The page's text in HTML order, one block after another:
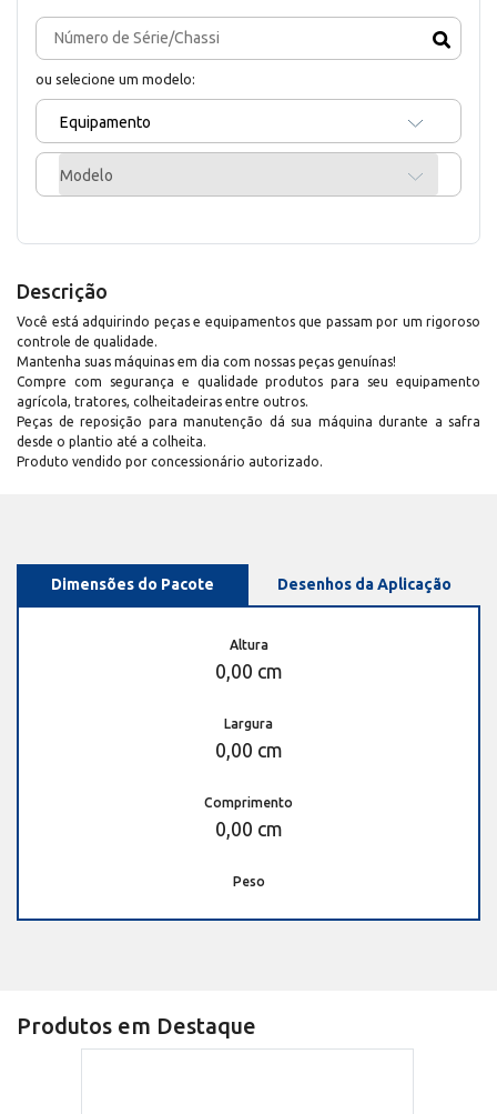
ou selecione um modelo:
Equipamento
Modelo
Descrição
Você está adquirindo peças e equipamentos que passam por um rigoroso
controle de qualidade.
Mantenha suas máquinas em dia com nossas peças genuínas!
Compre com segurança e qualidade produtos para seu equipamento
agrícola, tratores, colheitadeiras entre outros.
Peças de reposição para manutenção dá sua máquina durante a safra
desde o plantio até a colheita.
Produto vendido por concessionário autorizado.
Dimensões do Pacote Desenhos da Aplicação
Altura
0,00 cm
Largura
0,00 cm
Comprimento
0,00 cm
Peso
Produtos em Destaque